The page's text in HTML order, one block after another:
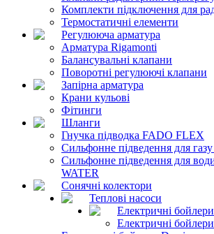
Комплекти підключення для
Термостатичні елементи
Регулююча арматура
Арматура Rigamonti
Балансувальні клапани
Поворотні регулюючі клапани
Запірна арматура
Крани кульові
Фітинги
Шланги
Гнучка підводка FADO FLEX
Сильфонне підведення для
Сильфонне підведення для
WATER
Сонячні колектори
Теплові насоси
Електричні бойлери
Електричні